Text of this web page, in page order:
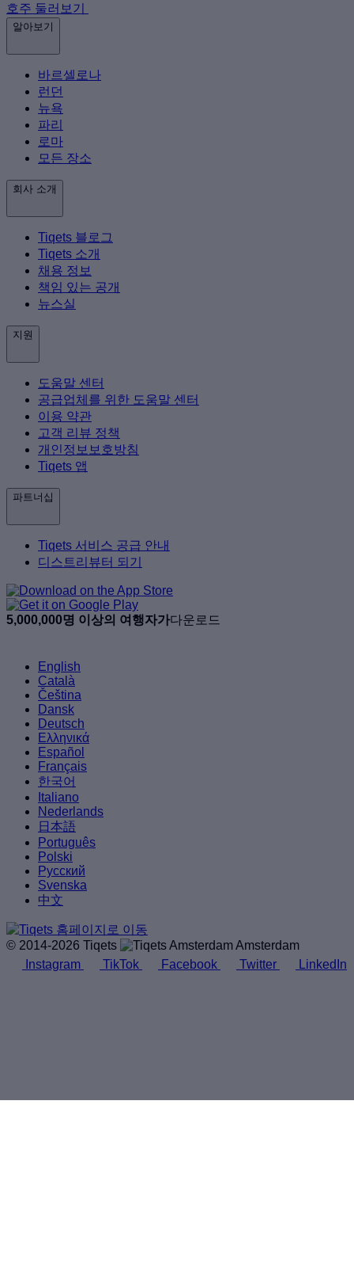
호주 둘러보기
알아보기
바르셀로나
런던
뉴욕
파리
로마
모든 장소
회사 소개
Tiqets 블로그
Tiqets 소개
채용 정보
책임 있는 공개
뉴스실
지원
도움말 센터
공급업체를 위한 도움말 센터
이용 약관
고객 리뷰 정책
개인정보보호방침
Tiqets 앱
파트너십
Tiqets 서비스 공급 안내
디스트리뷰터 되기
5,000,000명 이상의 여행자가다운로드
English
Català
Čeština
Dansk
Deutsch
Ελληνικά
Español
Français
한국어
Italiano
Nederlands
日本語
Português
Polski
Русский
Svenska
中文
© 2014-2026 Tiqets
Amsterdam
Instagram
TikTok Facebook Twitter LinkedIn